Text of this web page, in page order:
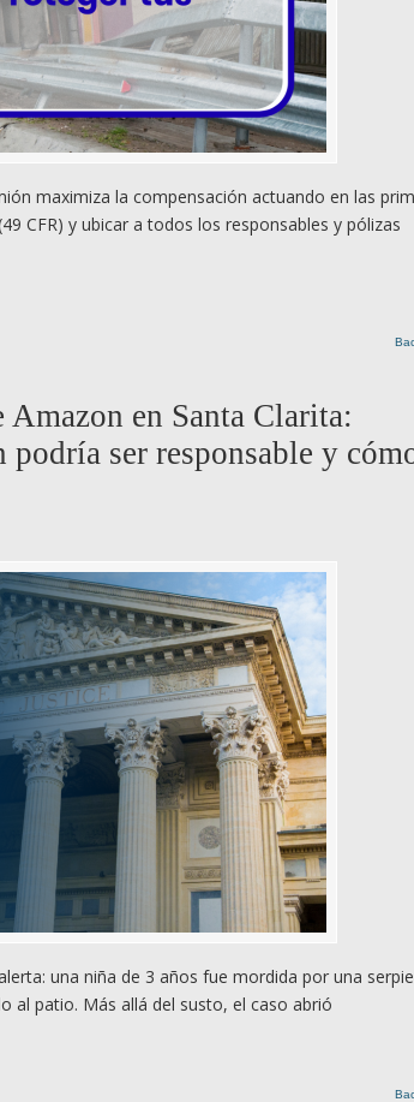
maximiza la compensación actuando en las
CFR) y ubicar a todos los responsables y pólizas
en Santa Clarita:
ser responsable y
una niña de 3 años fue mordida por una
al patio. Más allá del susto, el caso abrió